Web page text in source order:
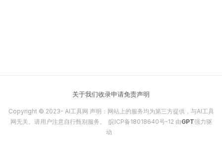
关于我们收录申请免责声明
Copyright © 2023- AI工具网 声明：网站上的服务均为第三方提供，与AI工具
网无关。请用户注意自行甄别服务。 皖ICP备18018640号-12 由GPT强力驱
动